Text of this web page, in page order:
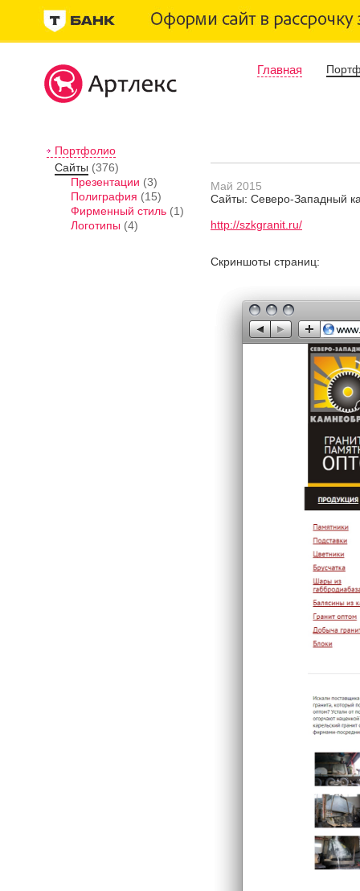
Главная
Портфолио
Сайты (376)
Презентации (3)
Полиграфия (15)
Фирменный стиль (1)
Логотипы (4)
Май 2015
Сайты: Северо-Западный
http://szkgranit.ru/
Скриншоты страниц: